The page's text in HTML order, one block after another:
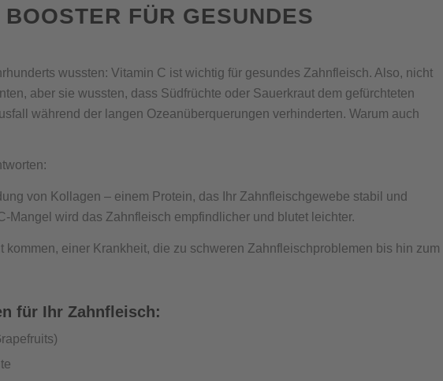
FÜR GESUNDES
wussten: Vitamin C ist wichtig für gesundes Zahnfleisch. Also, nicht
aber sie wussten, dass Südfrüchte oder Sauerkraut dem gefürchteten
während der langen Ozeanüberquerungen verhinderten. Warum auch
von Kollagen – einem Protein, das Ihr Zahnfleischgewebe stabil und
Mangel wird das Zahnfleisch empfindlicher und blutet leichter.
kommen, einer Krankheit, die zu schweren Zahnfleischproblemen bis hin zum
für Ihr Zahnfleisch: